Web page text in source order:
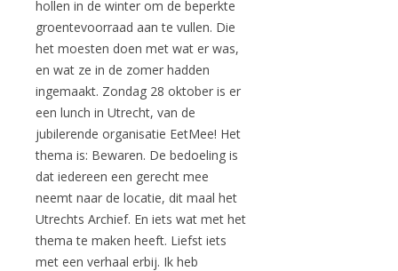
hollen in de winter om de beperkte
groentevoorraad aan te vullen. Die
het moesten doen met wat er was,
en wat ze in de zomer hadden
ingemaakt. Zondag 28 oktober is er
een lunch in Utrecht, van de
jubilerende organisatie EetMee! Het
thema is: Bewaren. De bedoeling is
dat iedereen een gerecht mee
neemt naar de locatie, dit maal het
Utrechts Archief. En iets wat met het
thema te maken heeft. Liefst iets
met een verhaal erbij. Ik heb